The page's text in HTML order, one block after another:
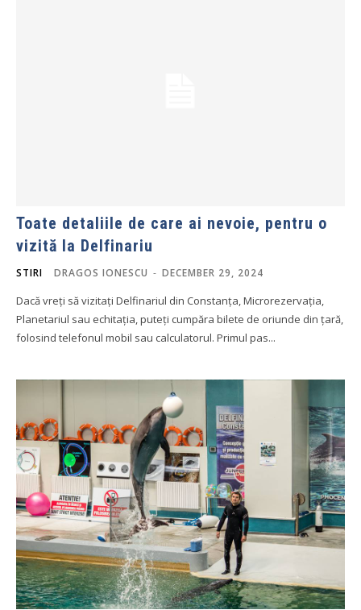
Toate detaliile de care ai nevoie, pentru o
vizită la Delfinariu
STIRI DRAGOS IONESCU - DECEMBER 29, 2024
Dacă vreți să vizitați Delfinariul din Constanța, Microrezervația,
Planetariul sau echitația, puteți cumpăra bilete de oriunde din țară,
folosind telefonul mobil sau calculatorul. Primul pas...